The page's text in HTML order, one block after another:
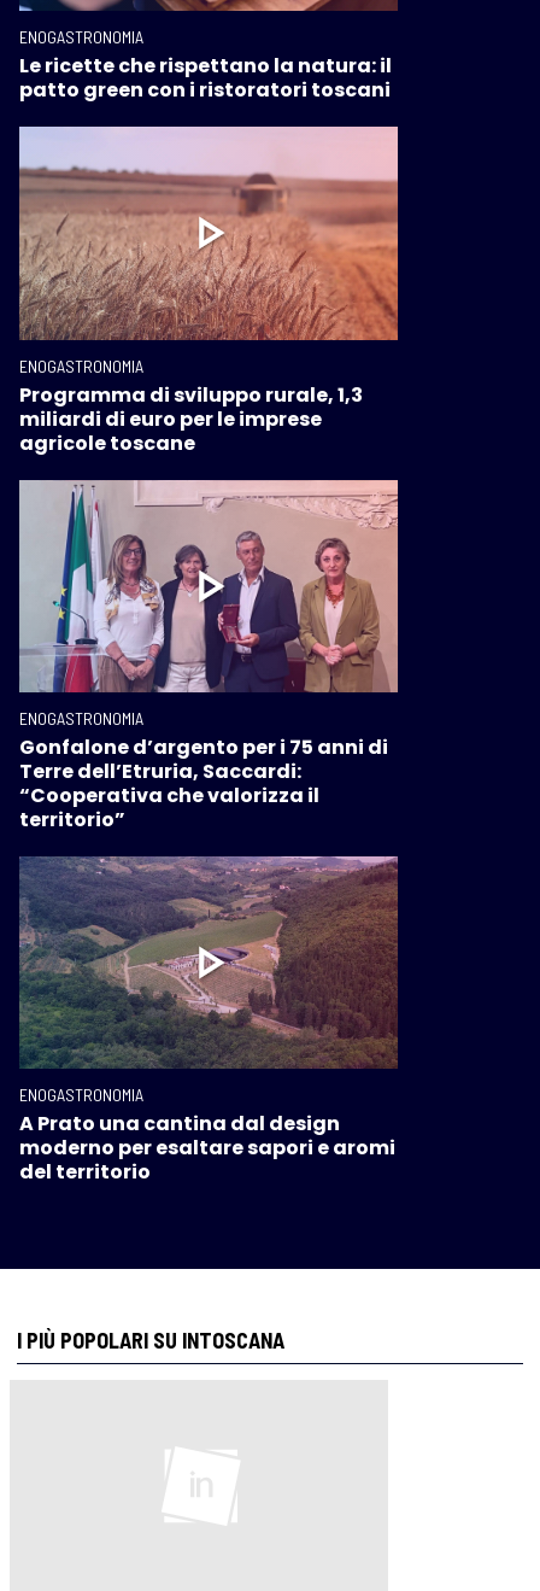
ENOGASTRONOMIA
Le ricette che rispettano la natura: il
patto green con i ristoratori toscani
ENOGASTRONOMIA
Programma di sviluppo rurale, 1,3
miliardi di euro per le imprese
agricole toscane
ENOGASTRONOMIA
Gonfalone d’argento per i 75 anni di
Terre dell’Etruria, Saccardi:
“Cooperativa che valorizza il
territorio”
ENOGASTRONOMIA
A Prato una cantina dal design
moderno per esaltare sapori e aromi
del territorio
I PIÙ POPOLARI SU INTOSCANA